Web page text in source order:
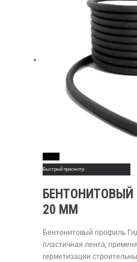
Быстрый просмотр
20 ММ
Бентонитовый профиль
пластичная лента,
герметизации